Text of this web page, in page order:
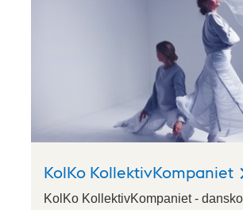
KolKo KollektivKompaniet
KolKo KollektivKompaniet -